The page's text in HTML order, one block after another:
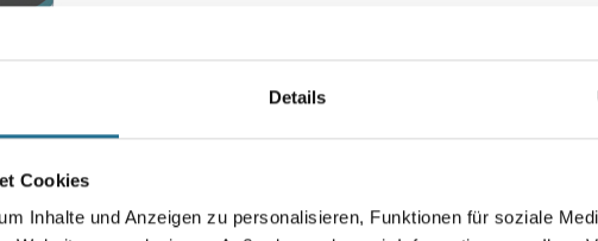
Details
Cookies
Inhalte und Anzeigen zu personalisieren, Funktionen für soziale